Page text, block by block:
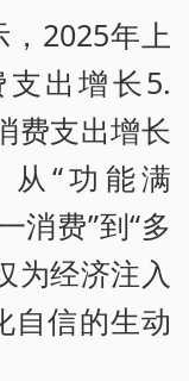
2025年上
出增长5.
费支出增长
从“功能满
消费”到“多
为经济注入
自信的生动